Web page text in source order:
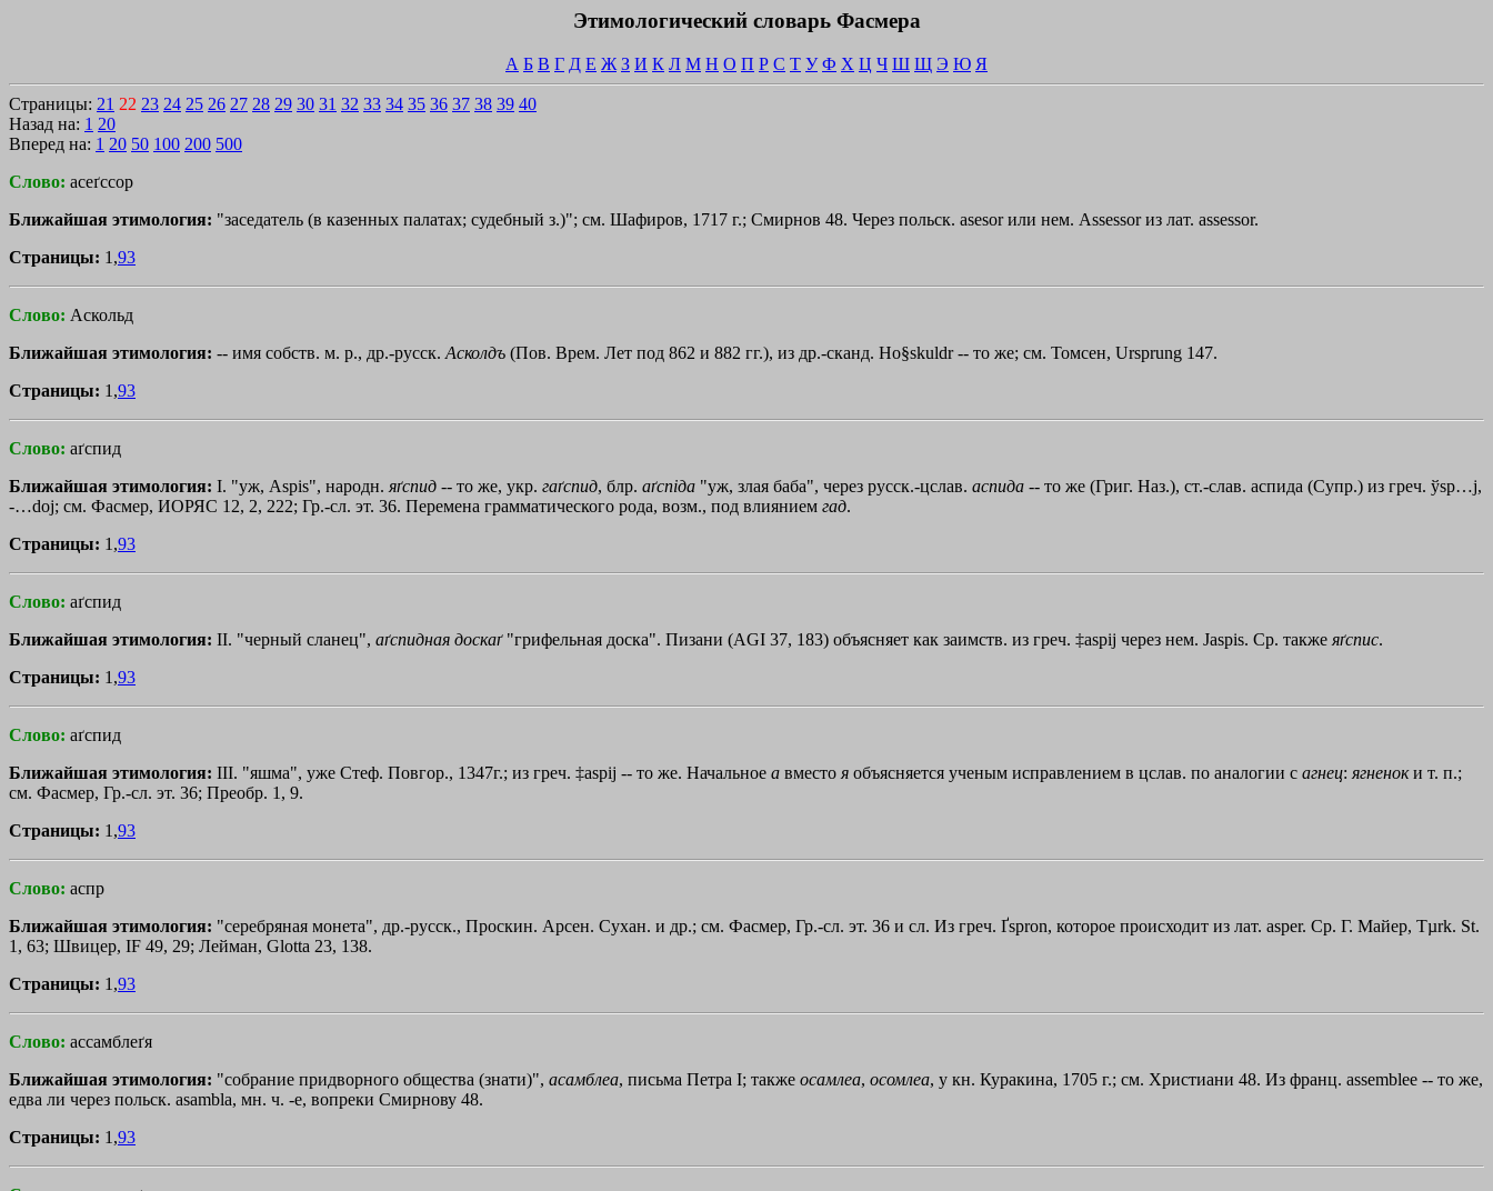
Этимологический словарь Фасмера
А Б В Г Д Е Ж З И К Л М Н О П Р С Т У Ф Х Ц Ч Ш Щ Э Ю Я
Страницы: 21 22 23 24 25 26 27 28 29 30 31 32 33 34 35 36 37 38 39 40
Назад на: 1 20
Вперед на: 1 20 50 100 200 500
Слово: асеґссор
Ближайшая этимология: "заседатель (в казенных палатах; судебный з.)"; см. Шафиров, 1717 г.; Смирнов 48. Через польск. asesor или нем. Assessor из лат. assessor.
Страницы: 1,93
Слово: Аскольд
Ближайшая этимология: -- имя собств. м. р., др.-русск. Асколдъ (Пов. Врем. Лет под 862 и 882 гг.), из др.-сканд. Ho§skuldr -- то же; см. Томсен, Ursprung 147.
Страницы: 1,93
Слово: аґспид
Ближайшая этимология: I. "уж, Aspis", народн. яґспид -- то же, укр. гаґспид, блр. аґспiда "уж, злая баба", через русск.-цслав. аспида -- то же (Григ. Наз.), ст.-слав. аспида (Супр.) из греч. ўsp…j,
-…doj; см. Фасмер, ИОРЯС 12, 2, 222; Гр.-сл. эт. 36. Перемена грамматического рода, возм., под влиянием гад.
Страницы: 1,93
Слово: аґспид
Ближайшая этимология: II. "черный сланец", аґспидная доскаґ"грифельная доска". Пизани (AGI 37, 183) объясняет как заимств. из греч. ‡aspij через нем. Jaspis. Ср. также яґспис.
Страницы: 1,93
Слово: аґспид
Ближайшая этимология: III. "яшма", уже Стеф. Повгор., 1347г.; из греч. ‡aspij -- то же. Начальное а вместо я объясняется ученым исправлением в цслав. по аналогии с агнец: ягненоки т. п.;
см. Фасмер, Гр.-сл. эт. 36; Преобр. 1, 9.
Страницы: 1,93
Слово: аспр
Ближайшая этимология: "серебряная монета", др.-русск., Проскин. Арсен. Сухан. и др.; см. Фасмер, Гр.-сл. эт. 36 и сл. Из греч. Ґspron, которое происходит из лат. asper. Ср. Г. Майер, Tµrk. St.
1, 63; Швицер, IF 49, 29; Лейман, Glotta 23, 138.
Страницы: 1,93
Слово: ассамблеґя
Ближайшая этимология: "собрание придворного общества (знати)", асамблеа, письма Петра I; также осамлеа, осомлеа, у кн. Куракина, 1705 г.; см. Христиани 48. Из франц. assemblee -- то же,
едва ли через польск. asambla, мн. ч. -е, вопреки Смирнову 48.
Страницы: 1,93